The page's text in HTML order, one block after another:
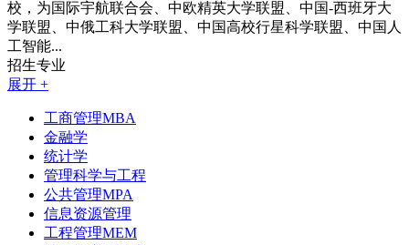
校，为国际宇航联合会、中欧精英大学联盟、中国-西班牙大
学联盟、中俄工科大学联盟、中国高校行星科学联盟、中国人
工智能...
招生专业
展开 +
工商管理MBA
金融学
统计学
管理科学与工程
公共管理MPA
信息资源管理
工程管理MEM